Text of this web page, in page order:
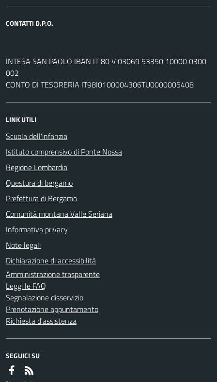
CONTATTI D.P.O.
INTESA SAN PAOLO IBAN IT 80 V 03069 53350 10000 0300
002
CONTO DI TESORERIA IT98I0100004306TU0000005408
LINK UTILI
Scuola dell'infanzia
Istituto comprensivo di Ponte Nossa
Regione Lombardia
Questura di bergamo
Prefettura di Bergamo
Comunità montana Valle Seriana
Informativa privacy
Note legali
Dichiarazione di accessibilità
Amministrazione trasparente
Leggi le FAQ
Segnalazione disservizio
Prenotazione appuntamento
Richiesta d'assistenza
SEGUICI SU